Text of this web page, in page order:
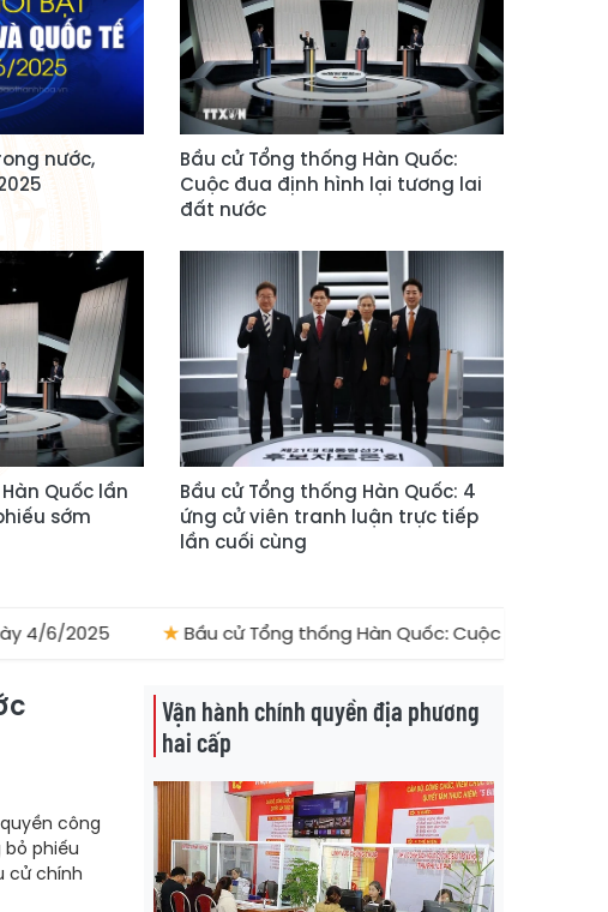
nước,
Bầu cử Tổng thống Hàn Quốc:
Cuộc đua định hình lại tương lai
đất nước
Quốc lần
sớm
Bầu cử Tổng thống Hàn Quốc: 4
ứng cử viên tranh luận trực tiếp
lần cuối cùng
6/2025 Bầu cử Tổng thống Hàn Quốc: Cuộc đua định
công
phiếu
cử chính
Vận hành chính quyền địa phương
hai cấp